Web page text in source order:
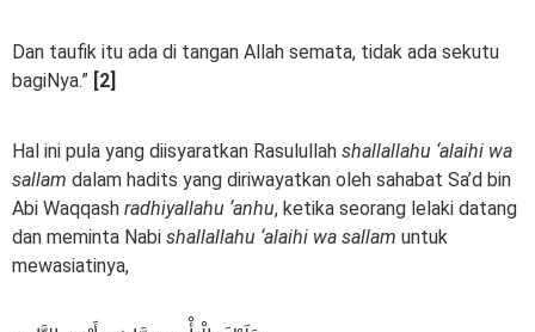
Dan taufik itu ada di tangan Allah semata, tidak ada sekutu
bagiNya.” [2]
Hal ini pula yang diisyaratkan Rasulullah shallallahu ‘alaihi wa
sallam dalam hadits yang diriwayatkan oleh sahabat Sa’d bin
Abi Waqqash radhiyallahu ‘anhu, ketika seorang lelaki datang
dan meminta Nabi shallallahu ‘alaihi wa sallam untuk
mewasiatinya,